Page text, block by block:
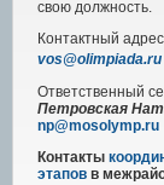
свою должность.
Контактный адрес
vos@olimpiada.ru
Ответственный
Петровская
np@mosolymp.ru
Контакты
этапов в